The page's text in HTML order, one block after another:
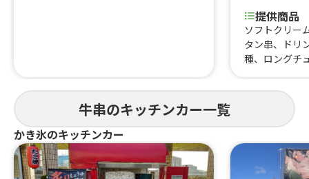
提供商品
ソフトクリー
タン串、ドリ
種、ロングチ
り、那珂湊焼
牛串のキッチンカー一覧
かき氷のキッチンカー